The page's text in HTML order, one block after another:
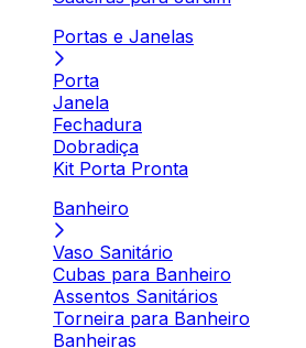
Portas e Janelas
Porta
Janela
Fechadura
Dobradiça
Kit Porta Pronta
Banheiro
Vaso Sanitário
Cubas para Banheiro
Assentos Sanitários
Torneira para Banheiro
Banheiras